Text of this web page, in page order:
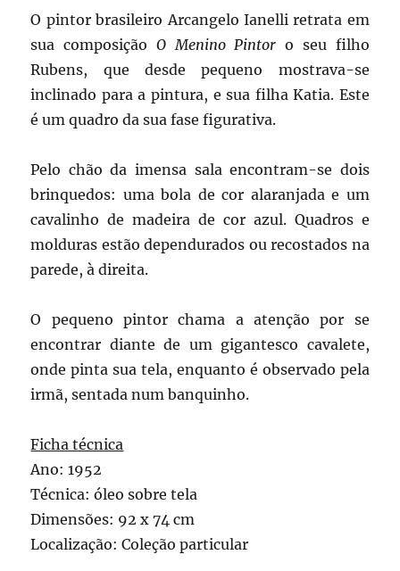
O pintor brasileiro Arcangelo Ianelli retrata em
sua composição O Menino Pintor o seu filho
Rubens, que desde pequeno mostrava-se
inclinado para a pintura, e sua filha Katia. Este
é um quadro da sua fase figurativa.
Pelo chão da imensa sala encontram-se dois
brinquedos: uma bola de cor alaranjada e um
cavalinho de madeira de cor azul. Quadros e
molduras estão dependurados ou recostados na
parede, à direita.
O pequeno pintor chama a atenção por se
encontrar diante de um gigantesco cavalete,
onde pinta sua tela, enquanto é observado pela
irmã, sentada num banquinho.
Ficha técnica
Ano: 1952
Técnica: óleo sobre tela
Dimensões: 92 x 74 cm
Localização: Coleção particular